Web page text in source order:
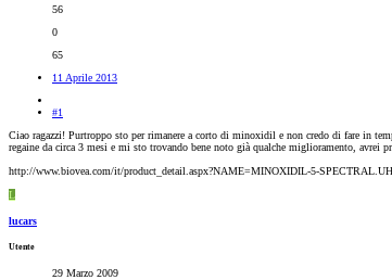
56
0
65
11 Aprile 2013
#1
Ciao ragazzi! Purtroppo sto per rimanere a corto di minoxidil e non credo di fare in
regaine da circa 3 mesi e mi sto trovando bene noto già qualche miglioramento, avrei
http://www.biovea.com/it/product_detail.aspx?NAME=MINOXIDIL-5-
L
lucars
Utente
29 Marzo 2009